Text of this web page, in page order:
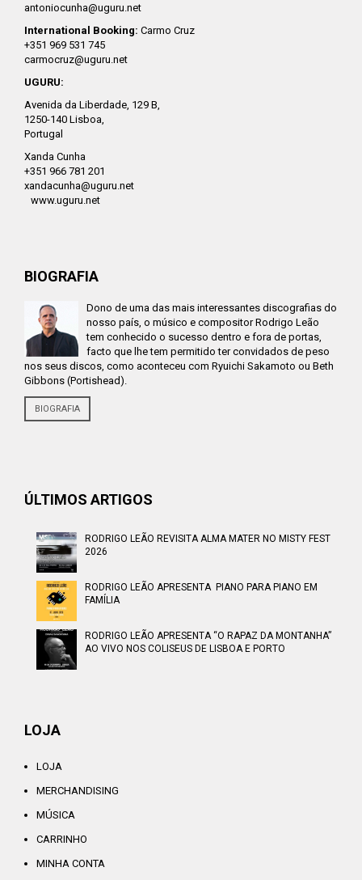
antoniocunha@uguru.net
International Booking: Carmo Cruz
+351 969 531 745
carmocruz@uguru.net
UGURU:
Avenida da Liberdade, 129 B,
1250-140 Lisboa,
Portugal
Xanda Cunha
+351 966 781 201
xandacunha@uguru.net
www.uguru.net
BIOGRAFIA
Dono de uma das mais interessantes discografias do
nosso país, o músico e compositor Rodrigo Leão
tem conhecido o sucesso dentro e fora de portas,
facto que lhe tem permitido ter convidados de peso
nos seus discos, como aconteceu com Ryuichi Sakamoto ou Beth
Gibbons (Portishead).
BIOGRAFIA
ÚLTIMOS ARTIGOS
RODRIGO LEÃO REVISITA ALMA MATER NO MISTY FEST
2026
RODRIGO LEÃO APRESENTA PIANO PARA PIANO EM
FAMÍLIA
RODRIGO LEÃO APRESENTA “O RAPAZ DA MONTANHA”
AO VIVO NOS COLISEUS DE LISBOA E PORTO
LOJA
LOJA
MERCHANDISING
MÚSICA
CARRINHO
MINHA CONTA